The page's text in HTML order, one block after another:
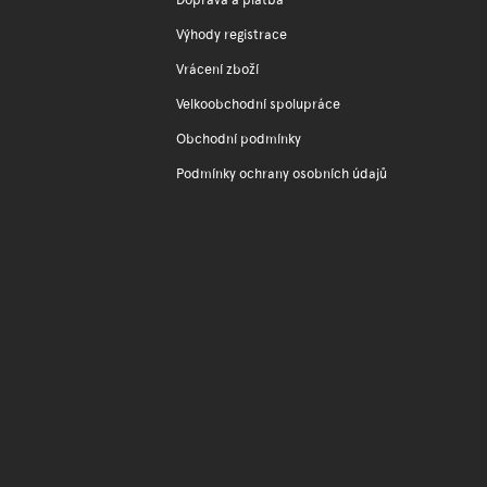
Výhody registrace
Vrácení zboží
Velkoobchodní spolupráce
Obchodní podmínky
Podmínky ochrany osobních údajů